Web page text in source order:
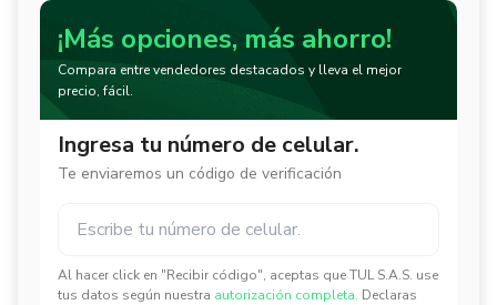
¡Más opciones, más ahorro!
Compara entre vendedores destacados y lleva el mejor
precio, fácil.
Ingresa tu número de celular.
Te enviaremos un código de verificación
Al hacer click en "Recibir código", aceptas que TUL S.A.S. use
tus datos según nuestra autorización completa. Declaras